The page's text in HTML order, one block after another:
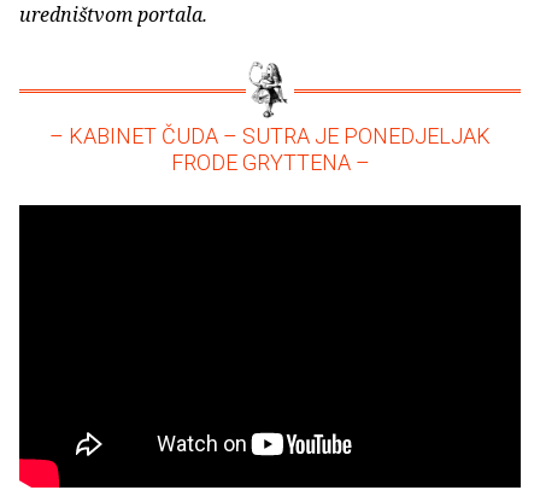
uredništvom portala.
– KABINET ČUDA – SUTRA JE PONEDJELJAK
FRODE GRYTTENA –